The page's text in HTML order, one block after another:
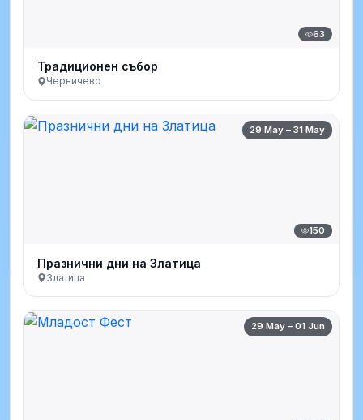
63
Традиционен събор
Черничево
29 May – 31 May
150
Празнични дни на Златица
Златица
29 May – 01 Jun